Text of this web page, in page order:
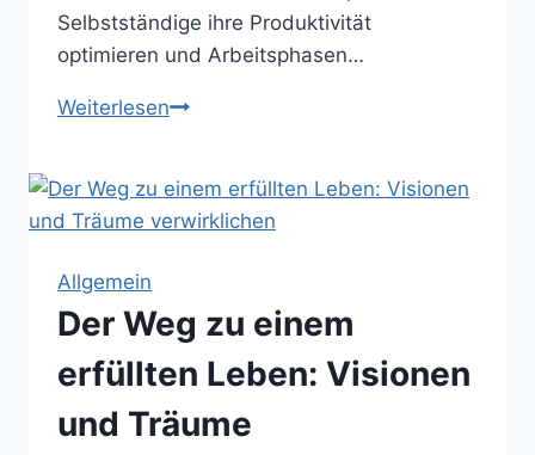
Selbstständige ihre Produktivität
optimieren und Arbeitsphasen…
WeiterlesenDie
Selbstständigkeit:
Flexibilität,
Erfolg
Allgemein
Der Weg zu einem
erfüllten Leben: Visionen
und Träume